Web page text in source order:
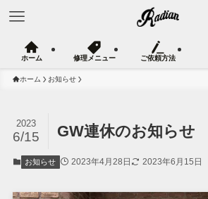
ホーム 修理メニュー ご依頼方法
ホーム お知らせ
GW連休のお知らせ
2023
6/15
お知らせ 2023年4月28日 2023年6月15日